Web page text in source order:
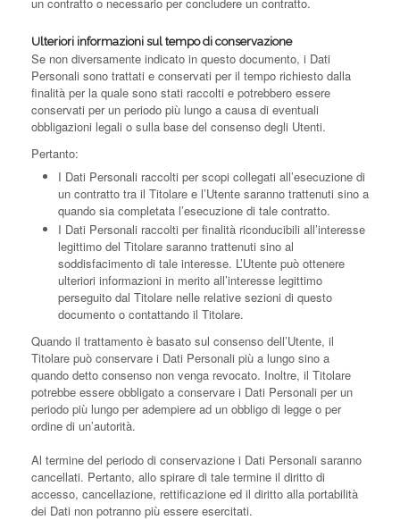
Ulteriori informazioni sul tempo di conservazione
Se non diversamente indicato in questo documento, i Dati
Personali sono trattati e conservati per il tempo richiesto dalla
finalità per la quale sono stati raccolti e potrebbero essere
conservati per un periodo più lungo a causa di eventuali
obbligazioni legali o sulla base del consenso degli Utenti.
Pertanto:
I Dati Personali raccolti per scopi collegati all’esecuzione di
un contratto tra il Titolare e l’Utente saranno trattenuti sino a
quando sia completata l’esecuzione di tale contratto.
I Dati Personali raccolti per finalità riconducibili all’interesse
legittimo del Titolare saranno trattenuti sino al
soddisfacimento di tale interesse. L’Utente può ottenere
ulteriori informazioni in merito all’interesse legittimo
perseguito dal Titolare nelle relative sezioni di questo
documento o contattando il Titolare.
Quando il trattamento è basato sul consenso dell’Utente, il
Titolare può conservare i Dati Personali più a lungo sino a
quando detto consenso non venga revocato. Inoltre, il Titolare
potrebbe essere obbligato a conservare i Dati Personali per un
periodo più lungo per adempiere ad un obbligo di legge o per
ordine di un’autorità.
Al termine del periodo di conservazione i Dati Personali saranno
cancellati. Pertanto, allo spirare di tale termine il diritto di
accesso, cancellazione, rettificazione ed il diritto alla portabilità
dei Dati non potranno più essere esercitati.